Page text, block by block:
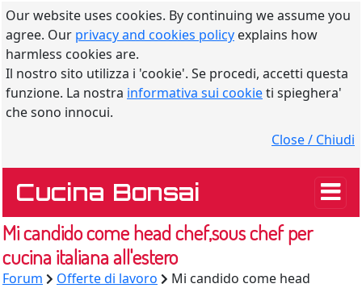
Our website uses cookies. By continuing we assume you
agree. Our privacy and cookies policy explains how
harmless cookies are.
Il nostro sito utilizza i 'cookie'. Se procedi, accetti questa
funzione. La nostra informativa sui cookieti spieghera'
che sono innocui.
Close / Chiudi
Cucina Bonsai
Mi candido come head chef,sous chef per
cucina italiana all'estero
Forum Offerte di lavoro
Mi candido come head